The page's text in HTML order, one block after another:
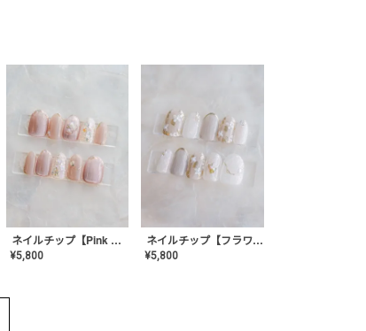
ネイルチップ【Pink Glow Nail】MK-CONA-04
¥5,800
ネイルチップ【フラワーシフォンネイル】MK-CONA-03
¥5,800